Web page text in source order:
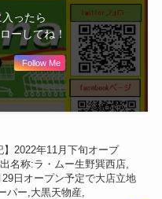
ったら
ーしてね！
Follow Me
】2022年11月下旬オープ
名称:ラ・ムー生野巽西店,
日オープン予定で大店立地
パー,大黒天物産,